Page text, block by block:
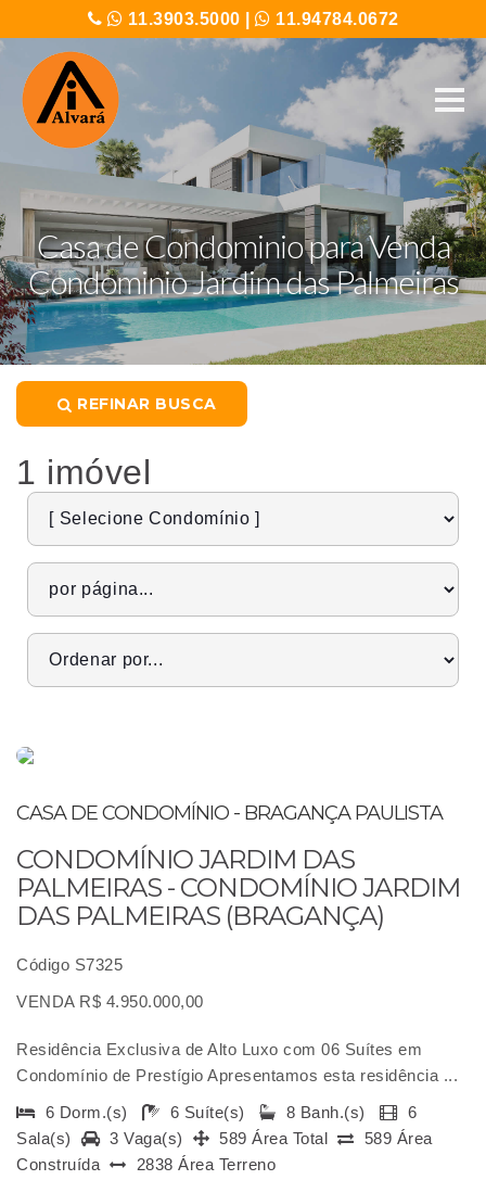
11.3903.5000 11.94784.0672
Casa de Condominio para Venda
Condominio Jardim das Palmeiras
REFINAR BUSCA
1 imóvel
CASA DE CONDOMÍNIO - BRAGANÇA PAULISTA
CONDOMÍNIO JARDIM DAS
PALMEIRAS - CONDOMÍNIO JARDIM
DAS PALMEIRAS (BRAGANÇA)
Código S7325
VENDA R$ 4.950.000,00
Residência Exclusiva de Alto Luxo com 06 Suítes em
Condomínio de Prestígio Apresentamos esta residência ...
6 Dorm.(s)
6 Suíte(s) 8 Banh.(s)
6
Sala(s)
3 Vaga(s) 589 Área Total
589 Área
Construída
2838 Área Terreno